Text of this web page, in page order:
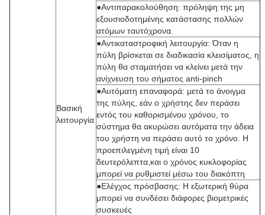
Βασική
λειτουργία
●Αντιπαρακολούθηση: πρόληψη της μη
εξουσιοδοτημένης κατάστασης πολλών
ατόμων ταυτόχρονα.
●Αντικαταστροφική λειτουργία: Όταν η
πύλη βρίσκεται σε διαδικασία κλεισίματος, η
πύλη θα σταματήσει να κλείνει μετά την
ανίχνευση του σήματος anti-pinch
●Αυτόματη επαναφορά: μετά το άνοιγμα
της πύλης, εάν ο χρήστης δεν περάσει
εντός του καθορισμένου χρόνου, το
σύστημα θα ακυρώσει αυτόματα την άδεια
του χρήστη να περάσει αυτό το χρόνο. Η
προεπιλεγμένη τιμή είναι 10
δευτερόλεπτα,και ο χρόνος κυκλοφορίας
μπορεί να ρυθμιστεί μέσω του διακόπτη
●Ελέγχος πρόσβασης: Η εξωτερική θύρα
μπορεί να συνδέσει διάφορες βιομετρικές
συσκευές